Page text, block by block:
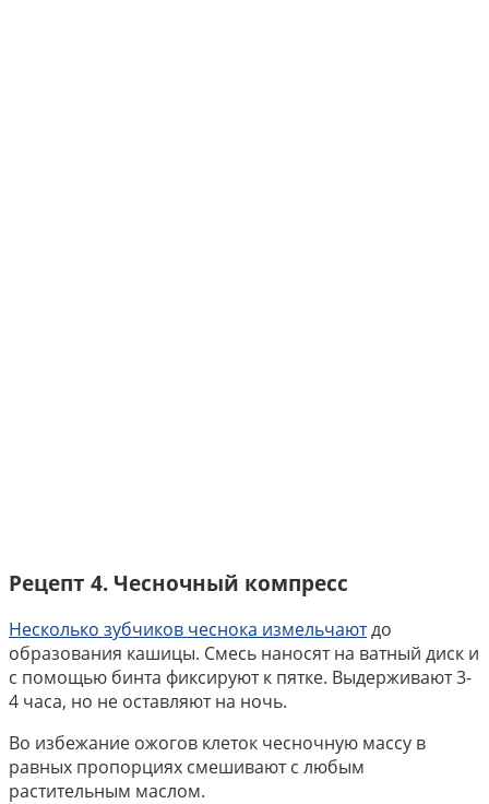
Рецепт 4. Чесночный компресс
Несколько зубчиков чеснока измельчаютдо
образования кашицы. Смесь наносят на ватный диск и
с помощью бинта фиксируют к пятке. Выдерживают 3-
4 часа, но не оставляют на ночь.
Во избежание ожогов клеток чесночную массу в
равных пропорциях смешивают с любым
растительным маслом.